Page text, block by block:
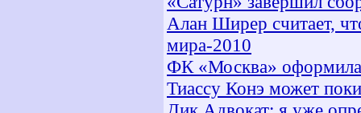
Алан Ширер считает,
мира-2010
ФК «Москва» оформила
Тиассу Конэ может